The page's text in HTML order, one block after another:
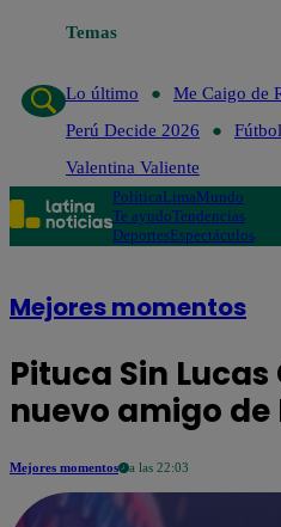
Temas
Lo último
Me Caigo de
Perú Decide 2026
Valentina Valiente
PolíticaLimaMundo
Te ayudoTendencias
DeportesEspectáculos
Mejores momentos
Pituca Sin Lucas
nuevo amigo de
Mejores momentos a las 22:03